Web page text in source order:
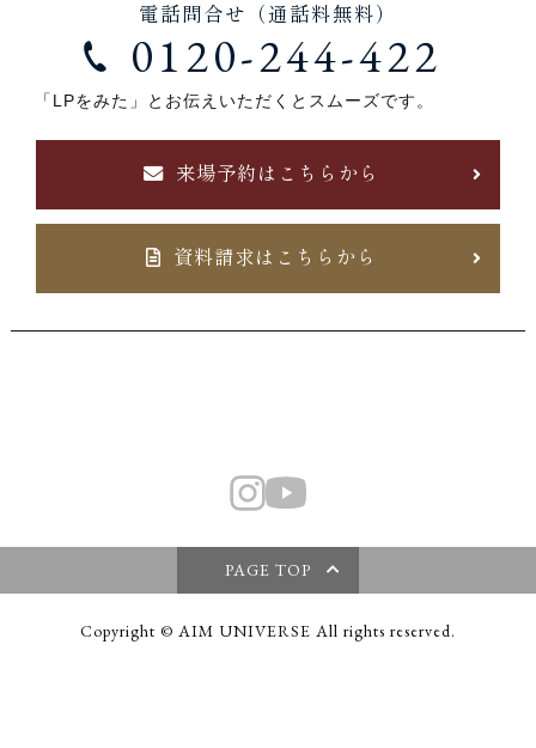
電話問合せ（通話料無料）
0120-244-422
「LPをみた」とお伝えいただくとスムーズです。
来場予約はこちらから
資料請求はこちらから
PAGE TOP
Copyright © AIM UNIVERSE All rights reserved.